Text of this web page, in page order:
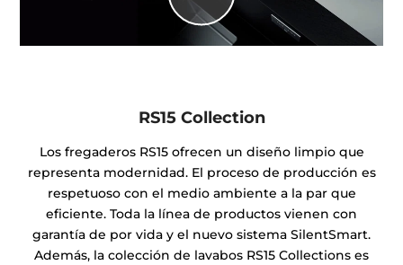
RS15 Collection
Los fregaderos RS15 ofrecen un diseño limpio que
representa modernidad. El proceso de producción es
respetuoso con el medio ambiente a la par que
eficiente. Toda la línea de productos vienen con
garantía de por vida y el nuevo sistema SilentSmart.
Además, la colección de lavabos RS15 Collections es